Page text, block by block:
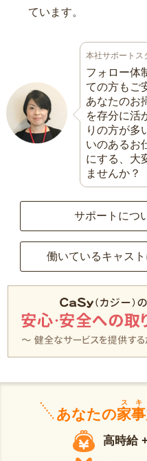
ています。
本社サポートス
フォロー体
ての方もご
あなたのお
を存分に活
りの方が多
いのあるお
にする、大
ませんか？
サポートにつ
働いているキャス
あなたの家
スキ
高時給